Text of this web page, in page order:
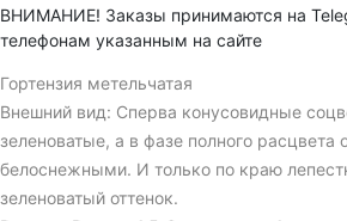
ВНИМАНИЕ! Заказы принимаются на
телефонам указанным на сайте
Гортензия метельчатая
Внешний вид: Сперва конусовидные
зеленоватые, а в фазе полного расцвета
белоснежными. И только по краю
зеленоватый оттенок.